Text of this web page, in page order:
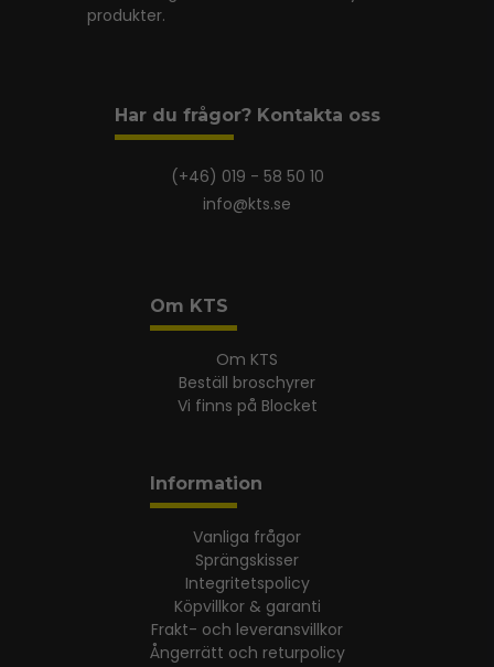
produkter.
Har du frågor? Kontakta oss
(+46) 019 - 58 50 10
info@kts.se
Om KTS
Om KTS
Beställ broschyrer
Vi finns på Blocket
Information
Vanliga frågor
Sprängskisser
Integritetspolicy
Köpvillkor & garanti
Frakt- och leveransvillkor
Ångerrätt och returpolicy